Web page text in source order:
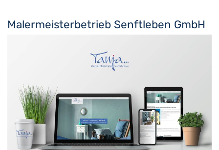
Malermeisterbetrieb Senftleben GmbH